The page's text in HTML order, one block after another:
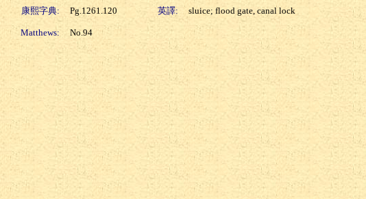
康熙字典: Pg.1261.120 英譯: sluice; flood gate, canal lock
Matthews: No.94